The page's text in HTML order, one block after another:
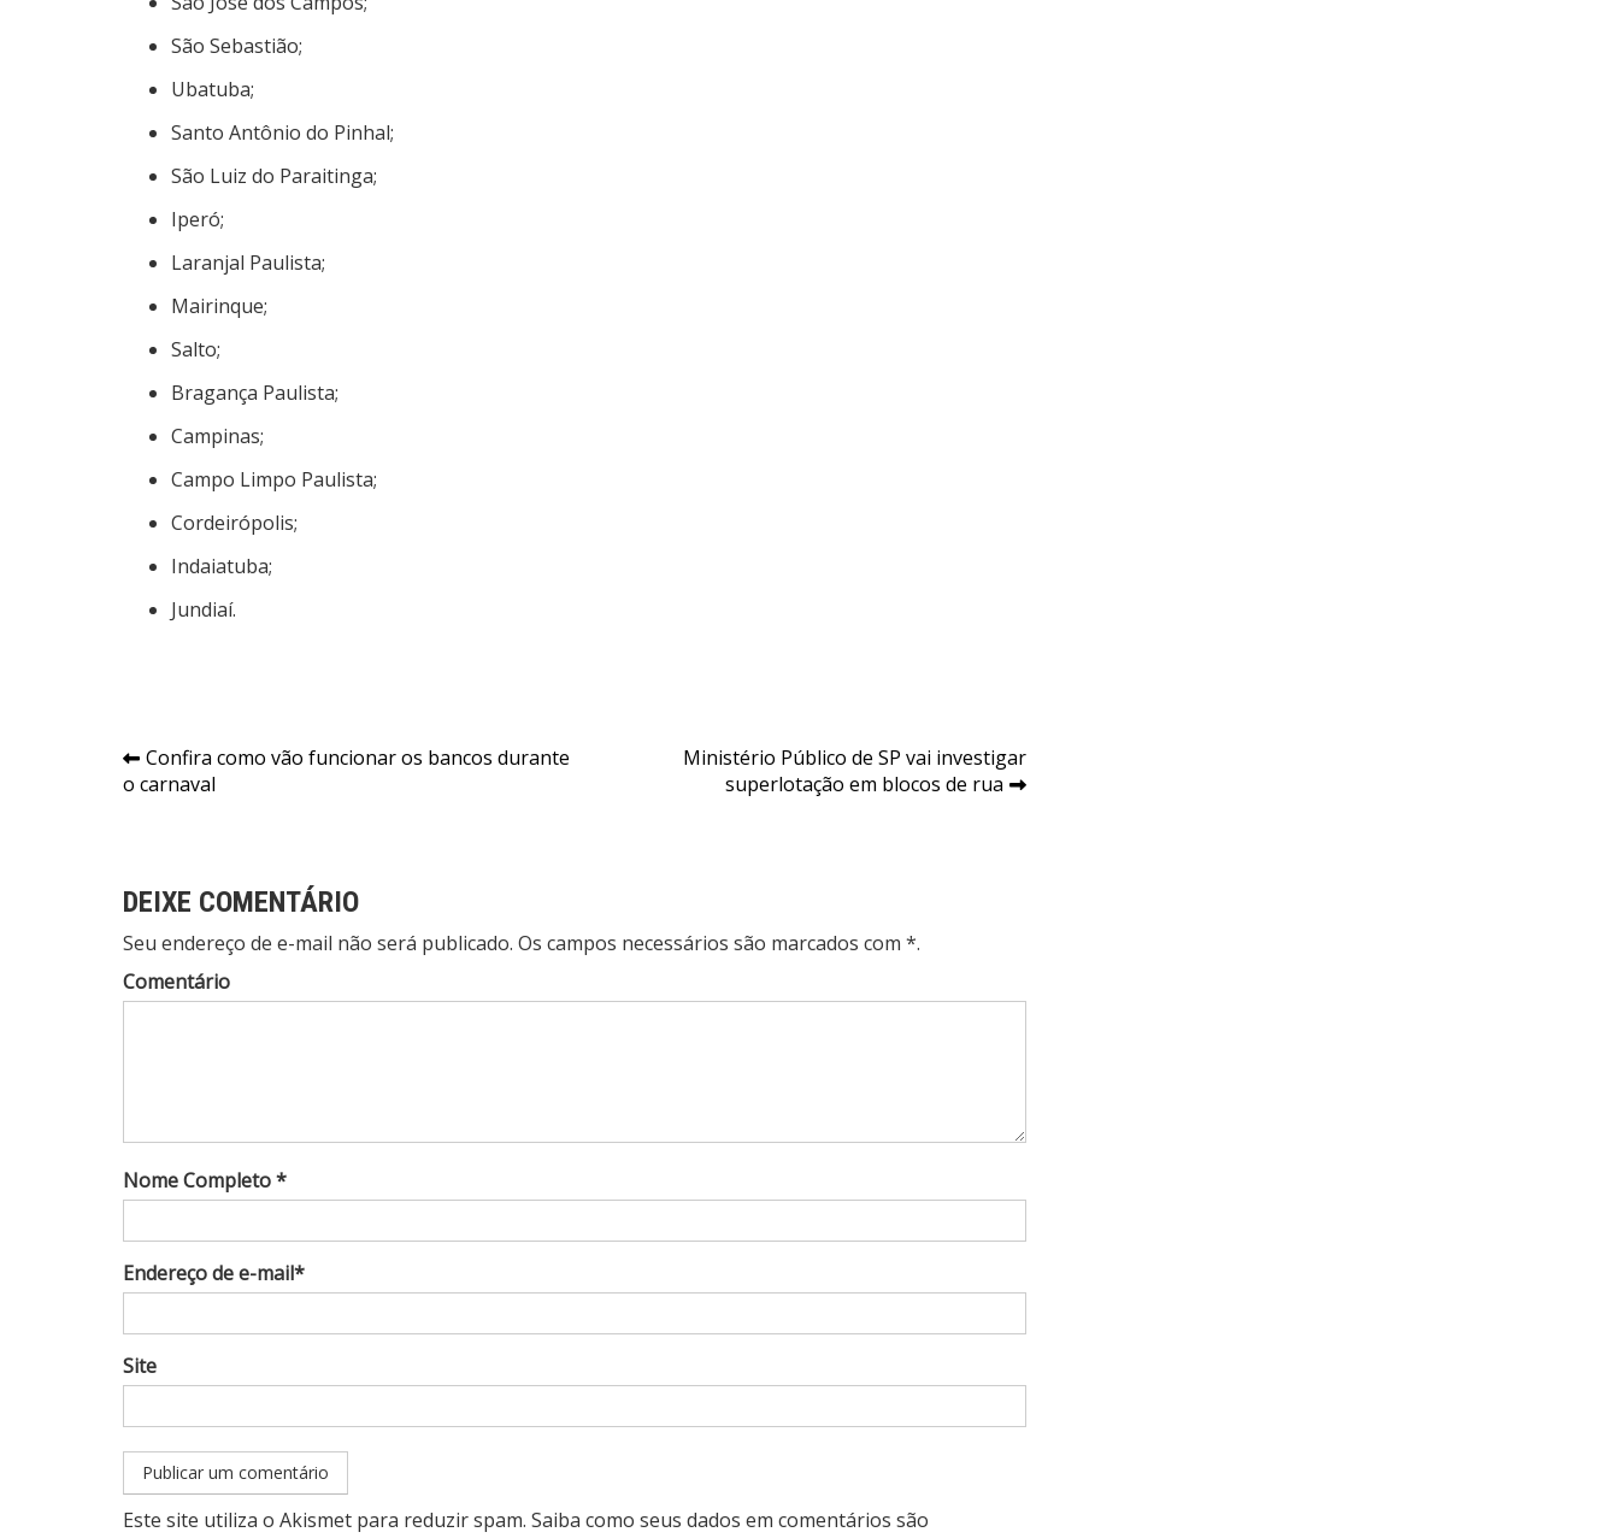
São Sebastião;
Ubatuba;
Santo Antônio do Pinhal;
São Luiz do Paraitinga;
Iperó;
Laranjal Paulista;
Mairinque;
Salto;
Bragança Paulista;
Campinas;
Campo Limpo Paulista;
Cordeirópolis;
Indaiatuba;
Jundiaí.
Navegação
de
Confira como vão funcionar os bancos durante
o carnaval
Ministério Público de SP vai investigar
superlotação em blocos de rua
DEIXE COMENTÁRIO
Seu endereço de e-mail não será publicado. Os campos necessários são marcados com *.
Comentário
Nome Completo *
Endereço de e-mail*
Site
Este site utiliza o Akismet para reduzir spam. Saiba como seus dados em comentários são